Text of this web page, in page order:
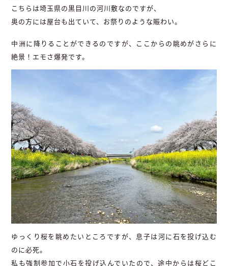
こちらは埼玉県の黒目川の河川敷なのですが、
奥の方には屋台も出ていて、お祭りのような賑わい。
中洲に降りることができるのですが、ここからの眺めがさらに
絶景！エモさ爆発です。
ゆっくり桜を眺めたいところですが、息子は河に石を投げ込む
のに必死。
私も強制参加で小石を投げ込んでいたので、途中からは桜どこ